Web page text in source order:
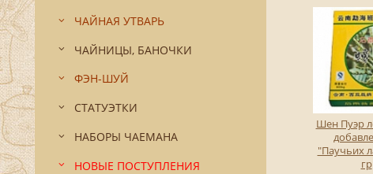
ЧАЙНАЯ УТВАРЬ
ЧАЙНИЦЫ, БАНОЧКИ
ФЭН-ШУЙ
СТАТУЭТКИ
НАБОРЫ ЧАЕМАНА
НОВЫЕ ПОСТУПЛЕНИЯ
Шен Пуэр
"Паучьих
гр